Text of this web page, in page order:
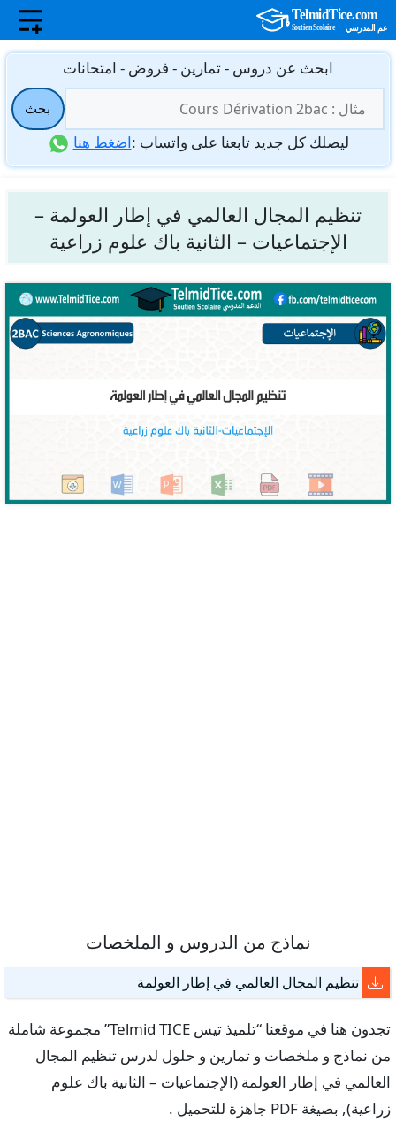
انتقل
المحتوى
ابحث عن دروس - تمارين - فروض - امتحانات
عن:
بحث
ليصلك كل جديد تابعنا على واتساب :اضغط هنا
تنظيم المجال العالمي في إطار العولمة –
الإجتماعيات – الثانية باك علوم زراعية
نماذج من الدروس و الملخصات
تنظيم المجال العالمي في إطار العولمة
تجدون هنا في موقعنا “تلميذ تيس Telmid TICE” مجموعة شاملة
من نماذج و ملخصات و تمارين و حلول لدرس تنظيم المجال
العالمي في إطار العولمة (الإجتماعيات – الثانية باك علوم
زراعية), بصيغة PDF جاهزة للتحميل .